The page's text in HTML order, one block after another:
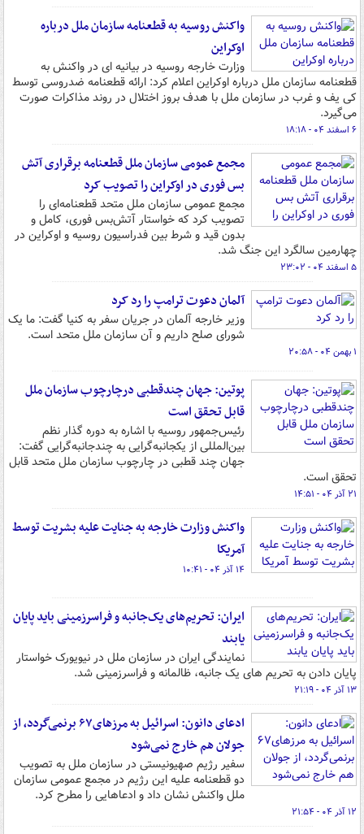
واکنش روسیه به قطعنامه سازمان ملل درباره
اوکراین
وزارت خارجه روسیه در بیانیه ای در واکنش به
قطعنامه سازمان ملل درباره اوکراین اعلام کرد: ارائه قطعنامه ضدروسی توسط
کی یف و غرب در سازمان ملل با هدف بروز اختلال در روند مذاکرات صورت
می‌گیرد.
۶ اسفند ۰۴ - ۱۸:۱۸
مجمع عمومی سازمان ملل قطعنامه برقراری آتش
بس فوری در اوکراین را تصویب کرد
مجمع عمومی سازمان ملل متحد قطعنامه‌ای را
تصویب کرد که خواستار آتش‌بس فوری، کامل و
بدون قید و شرط بین فدراسیون روسیه و اوکراین در
چهارمین سالگرد این جنگ شد.
۵ اسفند ۰۴ - ۲۳:۰۲
آلمان دعوت ترامپ را رد کرد
وزیر خارجه آلمان در جریان سفر به کنیا گفت: ما یک
شورای صلح داریم و آن سازمان ملل متحد است.
۱ بهمن ۰۴ - ۲۰:۵۸
پوتین: جهان چندقطبی درچارچوب سازمان ملل
قابل تحقق است
رئیس‌جمهور روسیه با اشاره به دوره گذار نظم
بین‌المللی از یکجانبه‌گرایی به چندجانبه‌گرایی گفت:
جهان چند قطبی در چارچوب سازمان ملل متحد قابل
تحقق است.
۲۱ آذر ۰۴ - ۱۴:۵۱
واکنش وزارت خارجه به جنایت علیه بشریت توسط
آمریکا
۱۴ آذر ۰۴ - ۱۰:۴۱
ایران: تحریم‌های یک‌جانبه و فراسرزمینی باید پایان
یابند
نمایندگی ایران در سازمان ملل در نیویورک خواستار
پایان دادن به تحریم های یک جانبه، ظالمانه و فراسرزمینی شد.
۱۳ آذر ۰۴ - ۲۱:۱۹
ادعای دانون: اسرائیل به مرزهای۶۷ برنمی‌گردد، از
جولان هم خارج نمی‌شود
سفیر رژیم صهیونیستی در سازمان ملل به تصویب
دو قطعنامه علیه این رژیم در مجمع عمومی سازمان
ملل واکنش نشان داد و ادعاهایی را مطرح کرد.
۱۲ آذر ۰۴ - ۲۱:۵۴